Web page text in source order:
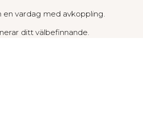
en vardag med avkoppling.
ditt välbefinnande.